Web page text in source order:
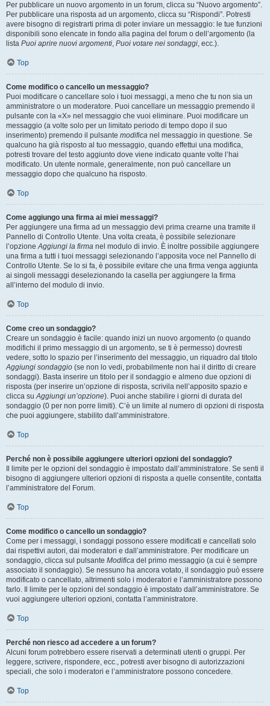
Per pubblicare un nuovo argomento in un forum, clicca su “Nuovo argomento”.
Per pubblicare una risposta ad un argomento, clicca su “Rispondi”. Potresti
avere bisogno di registrarti prima di poter inviare un messaggio: le tue funzioni
disponibili sono elencate in fondo alla pagina del forum o dell’argomento (la
lista Puoi aprire nuovi argomenti, Puoi votare nei sondaggi, ecc.).
Top
Come modifico o cancello un messaggio?
Puoi modificare o cancellare solo i tuoi messaggi, a meno che tu non sia un
amministratore o un moderatore. Puoi cancellare un messaggio premendo il
pulsante con la «X» nel messaggio che vuoi eliminare. Puoi modificare un
messaggio (a volte solo per un limitato periodo di tempo dopo il suo
inserimento) premendo il pulsante modifica nel messaggio in questione. Se
qualcuno ha già risposto al tuo messaggio, quando effettui una modifica,
potresti trovare del testo aggiunto dove viene indicato quante volte l’hai
modificato. Un utente normale, generalmente, non può cancellare un
messaggio dopo che qualcuno ha risposto.
Top
Come aggiungo una firma ai miei messaggi?
Per aggiungere una firma ad un messaggio devi prima crearne una tramite il
Pannello di Controllo Utente. Una volta creata, è possibile selezionare
l’opzioneAggiungi la firma nel modulo di invio. È inoltre possibile aggiungere
una firma a tutti i tuoi messaggi selezionando l’apposita voce nel Pannello di
Controllo Utente. Se lo si fa, è possibile evitare che una firma venga aggiunta
ai singoli messaggi deselezionando la casella per aggiungere la firma
all’interno del modulo di invio.
Top
Come creo un sondaggio?
Creare un sondaggio è facile: quando inizi un nuovo argomento (o quando
modifichi il primo messaggio di un argomento, se ti è permesso) dovresti
vedere, sotto lo spazio per l’inserimento del messaggio, un riquadro dal titolo
Aggiungi sondaggio (se non lo vedi, probabilmente non hai il diritto di creare
sondaggi). Basta inserire un titolo per il sondaggio e almeno due opzioni di
risposta (per inserire un’opzione di risposta, scrivila nell’apposito spazio e
clicca suAggiungi un’opzione). Puoi anche stabilire i giorni di durata del
sondaggio (0 per non porre limiti). C’è un limite al numero di opzioni di risposta
che puoi aggiungere, stabilito dall’amministratore.
Top
Perché non è possibile aggiungere ulteriori opzioni del sondaggio?
Il limite per le opzioni del sondaggio è impostato dall’amministratore. Se senti il
bisogno di aggiungere ulteriori opzioni di risposta a quelle consentite, contatta
l’amministratore del Forum.
Top
Come modifico o cancello un sondaggio?
Come per i messaggi, i sondaggi possono essere modificati e cancellati solo
dai rispettivi autori, dai moderatori e dall’amministratore. Per modificare un
sondaggio, clicca sul pulsante Modifica del primo messaggio (a cui è sempre
associato il sondaggio). Se nessuno ha ancora votato, il sondaggio può essere
modificato o cancellato, altrimenti solo i moderatori e l’amministratore possono
farlo. Il limite per le opzioni del sondaggio è impostato dall’amministratore. Se
vuoi aggiungere ulteriori opzioni, contatta l’amministratore.
Top
Perché non riesco ad accedere a un forum?
Alcuni forum potrebbero essere riservati a determinati utenti o gruppi. Per
leggere, scrivere, rispondere, ecc., potresti aver bisogno di autorizzazioni
speciali, che solo i moderatori e l’amministratore possono concedere.
Top